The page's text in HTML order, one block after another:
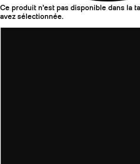
Ce produit n'est pas disponible dans la
avez sélectionnée.